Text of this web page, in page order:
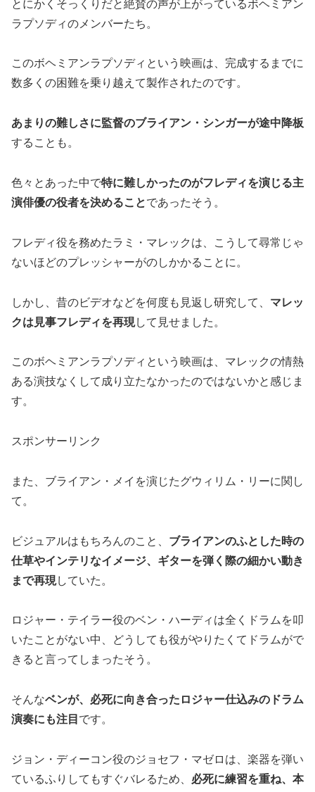
とにかくそっくりだと絶賛の声が上がっているボヘミアン
ラプソディのメンバーたち。
このボヘミアンラプソディという映画は、完成するまでに
数多くの困難を乗り越えて製作されたのです。
あまりの難しさに監督のブライアン・シンガーが途中降板
することも。
色々とあった中で特に難しかったのがフレディを演じる主
演俳優の役者を決めることであったそう。
フレディ役を務めたラミ・マレックは、こうして尋常じゃ
ないほどのプレッシャーがのしかかることに。
しかし、昔のビデオなどを何度も見返し研究して、 マレッ
クは見事フレディを再現して見せました。
このボヘミアンラプソディという映画は、マレックの情熱
ある演技なくして成り立たなかったのではないかと感じま
す。
スポンサーリンク
また、ブライアン・メイを演じたグウィリム・リーに関し
て。
ビジュアルはもちろんのこと、 ブライアンのふとした時の
仕草やインテリなイメージ、ギターを弾く際の細かい動き
まで再現していた。
ロジャー・テイラー役のベン・ハーディは全くドラムを叩
いたことがない中、どうしても役がやりたくてドラムがで
きると言ってしまったそう。
そんなベンが、必死に向き合ったロジャー仕込みのドラム
演奏にも注目 です。
ジョン・ディーコン役のジョセフ・マゼロは、楽器を弾い
ているふりしてもすぐバレるため、 必死に練習を重ね、本